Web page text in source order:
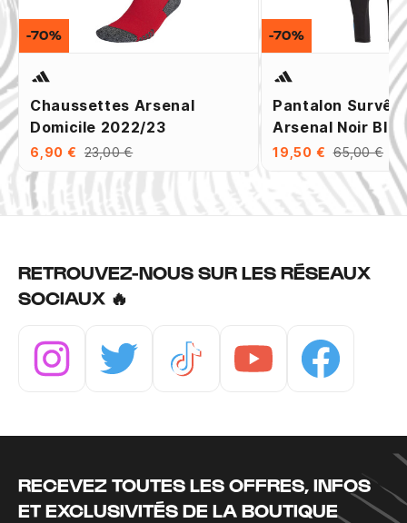
Chaussettes Arsenal
Domicile 2022/23
6,90 € 23,00 €
-70%
Pantalon
Arsenal Noir
19,50 € 65,00 €
-70%
RETROUVEZ-NOUS SUR LES RÉSEAUX
SOCIAUX 🔥
RECEVEZ TOUTES LES OFFRES, INFOS
ET EXCLUSIVITÉS DE LA BOUTIQUE